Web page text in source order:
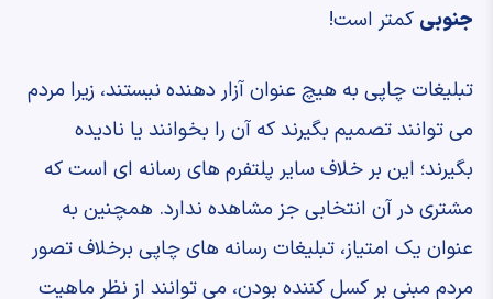
جنوبیکمتر است!
تبلیغات چاپی به هیچ عنوان آزار دهنده نیستند، زیرا مردم
می توانند تصمیم بگیرند که آن را بخوانند یا نادیده
بگیرند؛ این بر خلاف سایر پلتفرم های رسانه ای است که
مشتری در آن انتخابی جز مشاهده ندارد. همچنین به
عنوان یک امتیاز، تبلیغات رسانه های چاپی برخلاف تصور
مردم مبنی بر کسل کننده بودن، می توانند از نظر ماهیت